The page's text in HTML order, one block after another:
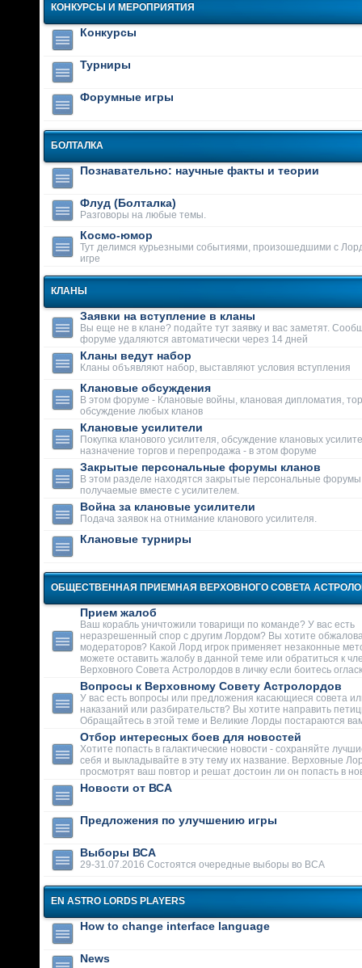
КОНКУРСЫ И МЕРОПРИЯТИЯ
Конкурсы
Турниры
Форумные игры
БОЛТАЛКА
Познавательно: научные факты и теории
Флуд (Болталка)
Разговоры на любые темы.
Космо-юмор
Тут делимся курьезными событиями, произошедшими с
игре
КЛАНЫ
Заявки на вступление в кланы
Вы еще не в клане? подайте тут заявку и вас заметят.
форуме удаляются автоматически через 14 дней
Кланы ведут набор
Кланы объявляют набор, выставляют условия вступления
Клановые обсуждения
В этом форуме - Клановые войны, клановая дипломатия,
обсуждение любых кланов
Клановые усилители
Покупка кланового усилителя, обсуждение клановых
назначение торгов и перепродажа - в этом форуме
Закрытые персональные форумы кланов
В этом разделе находятся закрытые персональные форумы
получаемые вместе с усилителем.
Война за клановые усилители
Подача заявок на отнимание кланового усилителя.
Клановые турниры
ОБЩЕСТВЕННАЯ ПРИЕМНАЯ ВЕРХОВНОГО СОВЕТА
Прием жалоб
Ваш корабль уничтожили товарищи по команде? У вас есть
неразрешенный спор с другим Лордом? Вы хотите
модераторов? Какой Лорд игрок применяет незаконные
можете оставить жалобу в данной теме или обратиться к
Верховного Совета Астролордов в личку если боитесь
Вопросы к Верховному Совету Астролордов
У вас есть вопросы или предложения касающиеся совета
наказаний или разбирательств? Вы хотите направить
Обращайтесь в этой теме и Великие Лорды постараются
Отбор интересных боев для новостей
Хотите попасть в галактические новости - сохраняйте
себя и выкладывайте в эту тему их название. Верховные
просмотрят ваш повтор и решат достоин ли он попасть в
Новости от ВСА
Предложения по улучшению игры
Выборы ВСА
29-31.07.2016 Состоятся очередные выборы во ВСА
EN ASTRO LORDS PLAYERS
How to change interface language
News